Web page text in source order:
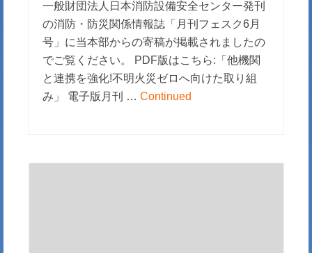
一般財団法人日本消防設備安全センター発刊
の消防・防災関係情報誌「月刊フェスク6月
号」に当本部からの寄稿が掲載されましたの
でご覧ください。 PDF版はこちら:「他機関
と連携を強化!不明火災ゼロへ向けた取り組
み」 電子版月刊 … Continued